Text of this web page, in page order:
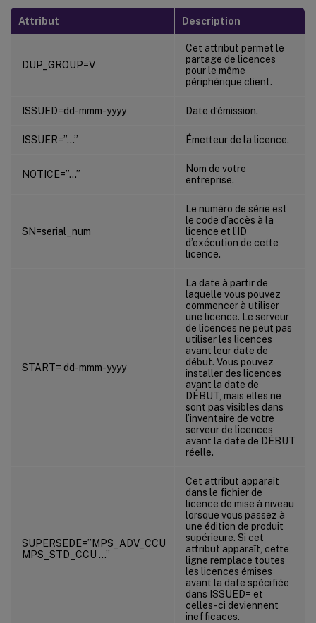
Attribut Description
DUP_GROUP=V
Cet attribut permet le
partage de licences
pour le même
périphérique client.
ISSUED=dd-mmm-yyyy Date d’émission.
ISSUER=”…” Émetteur de la licence.
NOTICE=”…”
Nom de votre
entreprise.
SN=serial_num
Le numéro de série est
le code d’accès à la
licence et l’ID
d’exécution de cette
licence.
START= dd-mmm-yyyy
La date à partir de
laquelle vous pouvez
commencer à utiliser
une licence. Le serveur
de licences ne peut pas
utiliser les licences
avant leur date de
début. Vous pouvez
installer des licences
avant la date de
DÉBUT, mais elles ne
sont pas visibles dans
l’inventaire de votre
serveur de licences
avant la date de DÉBUT
réelle.
SUPERSEDE=”MPS_ADV_CCU
MPS_STD_CCU …”
Cet attribut apparaît
dans le fichier de
licence de mise à niveau
lorsque vous passez à
une édition de produit
supérieure. Si cet
attribut apparaît, cette
ligne remplace toutes
les licences émises
avant la date spécifiée
dans ISSUED= et
celles-ci deviennent
inefficaces.